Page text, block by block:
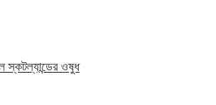
স্কটল্যান্ডের ওষুধ